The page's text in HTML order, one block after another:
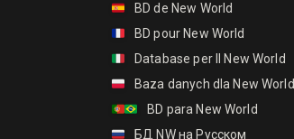
🇪🇸
BD de New World
🇫🇷
BD pour New World
🇮🇹
Database per Il New World
🇵🇱
Baza danych dla New World
🇵🇹🇧🇷
BD para New World
🇷🇺
БД NW на Русском